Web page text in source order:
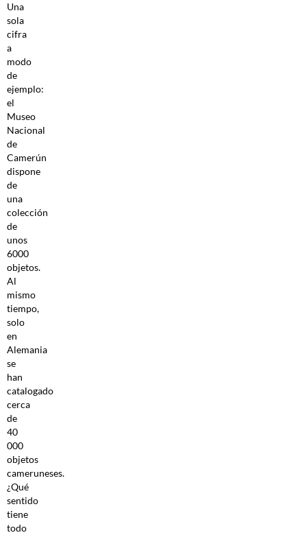
Una
sola
cifra
a
modo
de
ejemplo:
el
Museo
Nacional
de
Camerún
dispone
de
una
colección
de
unos
6000
objetos.
Al
mismo
tiempo,
solo
en
Alemania
se
han
catalogado
cerca
de
40
000
objetos
cameruneses.
¿Qué
sentido
tiene
todo